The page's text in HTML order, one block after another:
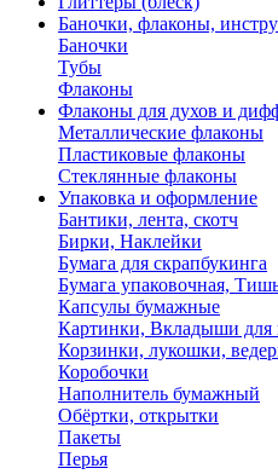
Баночки, флаконы,
Баночки
Тубы
Флаконы
Флаконы для духов и
Металлические флаконы
Пластиковые флаконы
Стеклянные флаконы
Упаковка и оформление
Бантики, лента, скотч
Бирки, Наклейки
Бумага для скрапбукинга
Бумага упаковочная,
Капсулы бумажные
Картинки, Вкладыши для
Корзинки, лукошки,
Коробочки
Наполнитель бумажный
Обёртки, открытки
Пакеты
Перья